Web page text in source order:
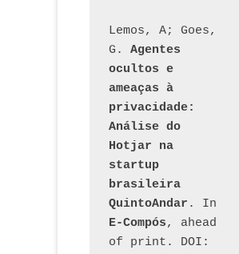
Lemos, A; Goes,
G. Agentes
ocultos e
ameaças à
privacidade:
Análise do
Hotjar na
startup
brasileira
QuintoAndar
E-Compós, ahead
of print. DOI: